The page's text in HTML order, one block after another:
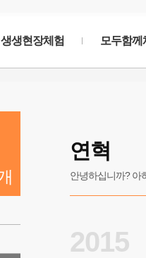
생생현장체험 모두함께
육센터 소개에 들어갈1줄짜리간단한
연혁
안녕하십니까? 아
2015